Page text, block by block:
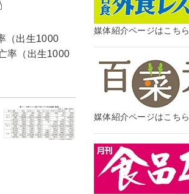
（出生1000
率（出生1000
媒体紹介ページはこちら
媒体紹介ページはこちら